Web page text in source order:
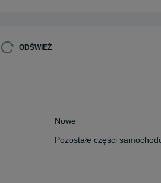
ODŚWIEŻ
Nowe
Pozostałe części